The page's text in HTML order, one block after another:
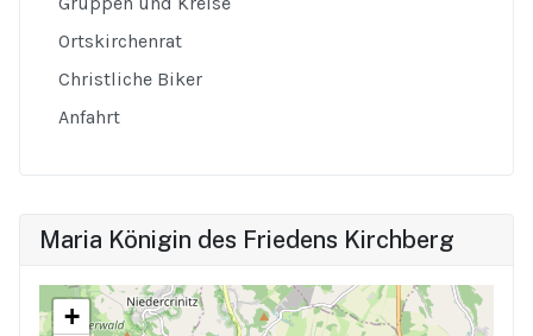
Ortskirchenrat
Christliche Biker
Anfahrt
Maria Königin des Friedens Kirchberg
+